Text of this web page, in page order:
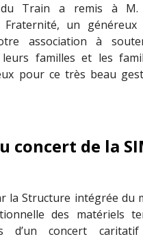
du Train a remis à M.
un généreux
association à
leurs familles et les
pour ce très beau
concert de la
la Structure intégrée du
des matériels
d’un concert caritatif